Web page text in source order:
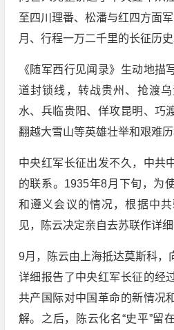
至四川理番、松潘与红四方面
月、行程一万二千里的长征历史
《随军西行见闻录》生动地描
道封锁线，转战贵州、抢渡
水、兵临贵阳、佯攻昆明、巧
翻越大雪山等英雄壮举和艰难历
中央红军长征出发不久，中共
的联系。1935年8月下旬，为
和遵义会议的情况，根据中
见，陈云决定亲自去苏联作详细
9月，陈云由上海抵达莫斯科，
详细报告了中央红军长征的经
共产国际对中国革命的新情况
解。之后，陈云化名“史平”留